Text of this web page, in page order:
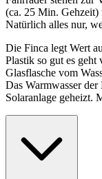
(ca. 25 Min. Gehzeit)
Natürlich alles nur,
Die Finca legt Wert
Plastik so gut es geht
Glasflasche vom
Das Warmwasser
Solaranlage geheizt.